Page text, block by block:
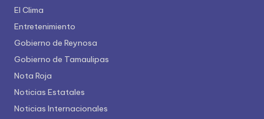
El Clima
Entretenimiento
Gobierno de Reynosa
Gobierno de Tamaulipas
Nota Roja
Noticias Estatales
Noticias Internacionales